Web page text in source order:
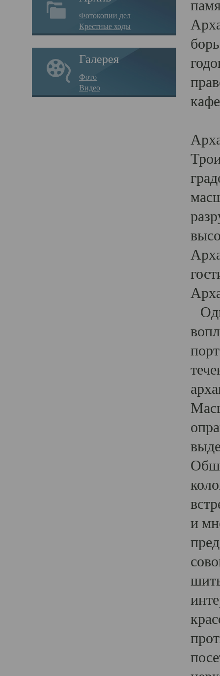
Фотокопии дел
Крестные ходы
Галерея
Фото
Видео
и